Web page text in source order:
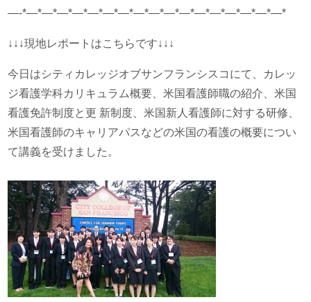
—-*—*—*—*—*—*—*—*—*—*—*—*—*—*—*—*—*—*
↓↓↓現地レポートはこちらです↓↓↓
今日はシティカレッジオブサンフランシスコにて、カレッ
ジ看護学科カリキュラム概要、米国看護師職の紹介、米国
看護免許制度と更 新制度、米国新人看護師に対する研修、
米国看護師のキャリアパスなどの米国の看護の概要につい
て講義を受けました。